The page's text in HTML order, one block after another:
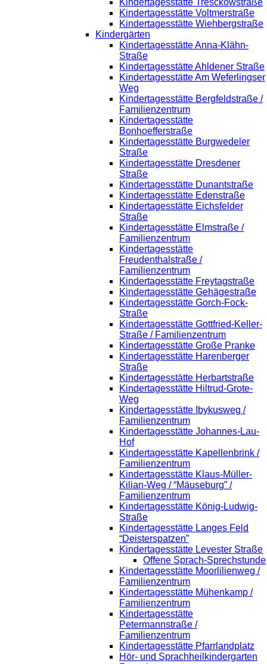
Kindertagesstätte Voltmerstraße
Kindertagesstätte Wiehbergstraße
Kindergärten
Kindertagesstätte Anna-Klähn-
Straße
Kindertagesstätte Ahldener Straße
Kindertagesstätte Am Weferlingser
Weg
Kindertagesstätte Bergfeldstraße /
Familienzentrum
Kindertagesstätte
Bonhoefferstraße
Kindertagesstätte Burgwedeler
Straße
Kindertagesstätte Dresdener
Straße
Kindertagesstätte Dunantstraße
Kindertagesstätte Edenstraße
Kindertagesstätte Eichsfelder
Straße
Kindertagesstätte Elmstraße /
Familienzentrum
Kindertagesstätte
Freudenthalstraße /
Familienzentrum
Kindertagesstätte Freytagstraße
Kindertagesstätte Gehägestraße
Kindertagesstätte Gorch-Fock-
Straße
Kindertagesstätte Gottfried-Keller-
Straße / Familienzentrum
Kindertagesstätte Große Pranke
Kindertagesstätte Harenberger
Straße
Kindertagesstätte Herbartstraße
Kindertagesstätte Hiltrud-Grote-
Weg
Kindertagesstätte Ibykusweg /
Familienzentrum
Kindertagesstätte Johannes-Lau-
Hof
Kindertagesstätte Kapellenbrink /
Familienzentrum
Kindertagesstätte Klaus-Müller-
Kilian-Weg / “Mäuseburg” /
Familienzentrum
Kindertagesstätte König-Ludwig-
Straße
Kindertagesstätte Langes Feld
“Deisterspatzen”
Kindertagesstätte Levester Straße
Offene Sprach-Sprechstunde
Kindertagesstätte Moorlilienweg /
Familienzentrum
Kindertagesstätte Mühenkamp /
Familienzentrum
Kindertagesstätte
Petermannstraße /
Familienzentrum
Kindertagesstätte Pfarrlandplatz
Hör- und Sprachheilkindergarten